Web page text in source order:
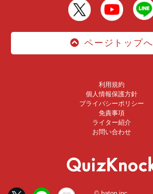
ページトップへ
利用規約
個人情報保護方針
プライバシーポリシー
免責事項
ライター紹介
お問い合わせ